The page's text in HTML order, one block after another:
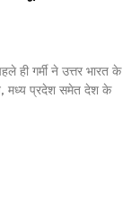
गर्मी ने उत्तर भारत के
मध्य प्रदेश समेत देश के